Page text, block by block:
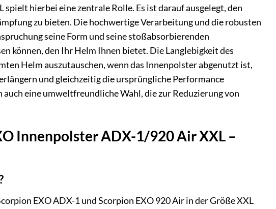
hierbei eine zentrale Rolle. Es ist darauf ausgelegt, den
zu bieten. Die hochwertige Verarbeitung und die robusten
seine Form und seine stoßabsorbierenden
können, den Ihr Helm Ihnen bietet. Die Langlebigkeit des
Helm auszutauschen, wenn das Innenpolster abgenutzt ist,
und gleichzeitig die ursprüngliche Performance
eine umweltfreundliche Wahl, die zur Reduzierung von
Innenpolster ADX-1/920 Air XXL –
EXO ADX-1 und Scorpion EXO 920 Air in der Größe XXL